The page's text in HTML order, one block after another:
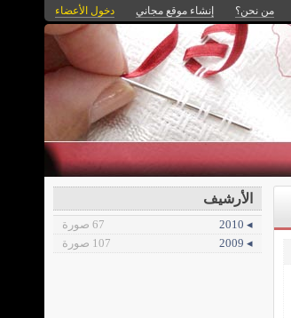
من نحن؟ إنشاء موقع مجاني دخول الأعضاء
الأرشيف
◂ 2010
67 صورة
◂ 2009
107 صورة